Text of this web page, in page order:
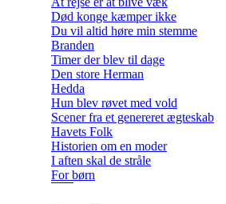
Død konge kæmper ikke
Du vil altid høre min stemme
Branden
Timer der blev til dage
Den store Herman
Hedda
Hun blev røvet med vold
Scener fra et genereret ægteskab
Havets Folk
Historien om en moder
I aften skal de stråle
For børn